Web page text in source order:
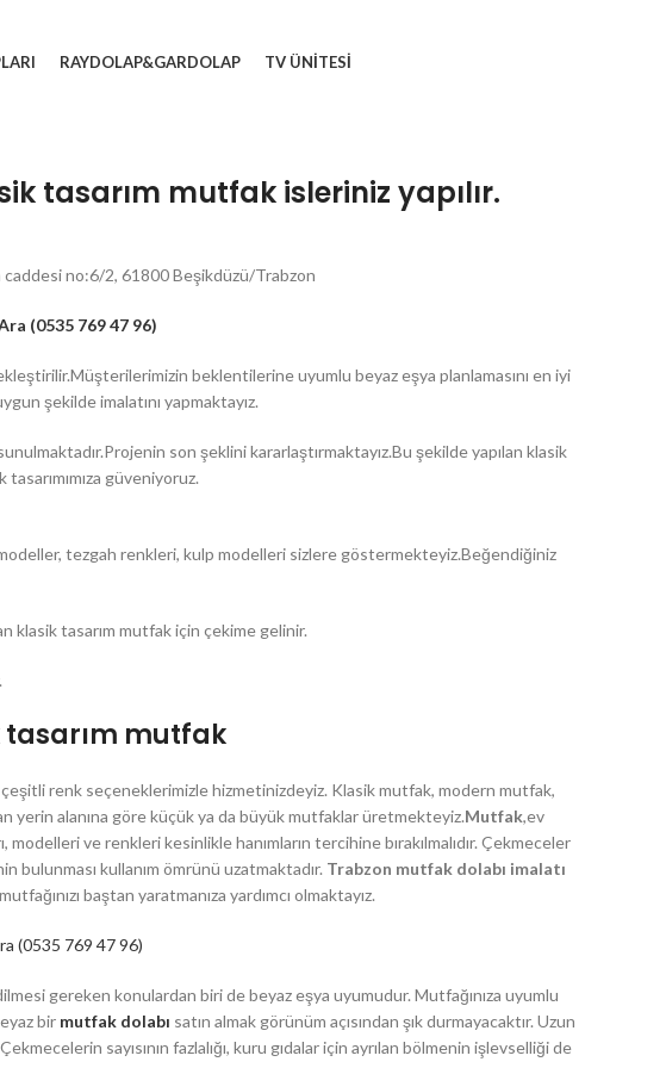
RAYDOLAP&GARDOLAP TV ÜNITESI
tasarım mutfak isleriniz yapılır.
no:6/2, 61800 Beşikdüzü/Trabzon
(0535 769 47 96)
beklentilerine uyumlu beyaz eşya planlamasını en iyi
şekilde imalatını yapmaktayız.
son şeklini kararlaştırmaktayız.Bu şekilde yapılan klasik
güveniyoruz.
tezgah renkleri, kulp modelleri sizlere göstermekteyiz.Beğendiğiniz
klasik tasarım mutfak için çekime gelinir.
tasarım mutfak
çeşitli renk seçeneklerimizle hizmetinizdeyiz. Klasik mutfak, modern mutfak,
yerin alanına göre küçük ya da büyük mutfaklar üretmekteyiz.Mutfak,ev
modelleri ve renkleri kesinlikle hanımların tercihine bırakılmalıdır. Çekmeceler
kullanım ömrünü uzatmaktadır. Trabzon mutfak dolabı imalatı
baştan yaratmanıza yardımcı olmaktayız.
(0535 769 47 96)
gereken konulardan biri de beyaz eşya uyumudur. Mutfağınıza uyumlu
bir mutfak dolabı satın almak görünüm açısından şık durmayacaktır. Uzun
sayısının fazlalığı, kuru gıdalar için ayrılan bölmenin işlevselliği de
Gardolap
DIĞER HIZMETLERIMIZ
Tv Ünitesi
Komidin